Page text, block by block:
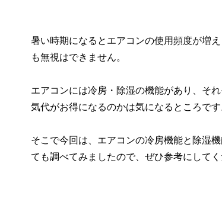
暑い時期になるとエアコンの使用頻度が増
も無視はできません。
エアコンには冷房・除湿の機能があり、そ
気代がお得になるのかは気になるところです
そこで今回は、エアコンの冷房機能と除湿
ても調べてみましたので、ぜひ参考にしてく